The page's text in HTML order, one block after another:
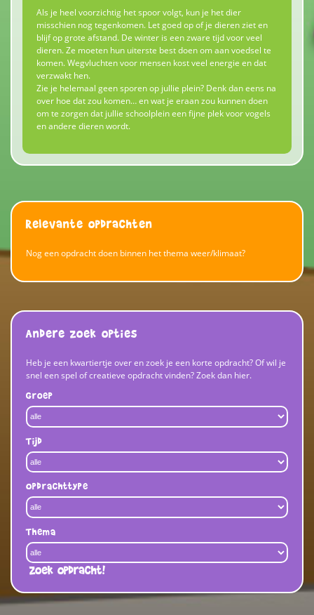
Als je heel voorzichtig het spoor volgt, kun je het dier
misschien nog tegenkomen. Let goed op of je dieren ziet en
blijf op grote afstand. De winter is een zware tijd voor veel
dieren. Ze moeten hun uiterste best doen om aan voedsel te
komen. Wegvluchten voor mensen kost veel energie en dat
verzwakt hen.
Zie je helemaal geen sporen op jullie plein? Denk dan eens na
over hoe dat zou komen… en wat je eraan zou kunnen doen
om te zorgen dat jullie schoolplein een fijne plek voor vogels
en andere dieren wordt.
Relevante opdrachten
Nog een opdracht doen binnen het thema weer/klimaat?
Andere zoek opties
Heb je een kwartiertje over en zoek je een korte opdracht? Of wil je
snel een spel of creatieve opdracht vinden? Zoek dan hier.
Groep
Tijd
Opdrachttype
Thema
Zoek opdracht!